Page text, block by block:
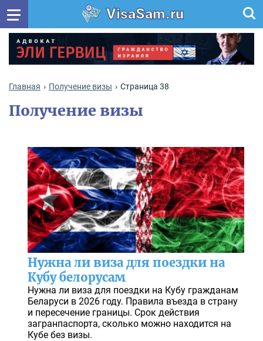
VisaSam.ru
Главная Получение визы Страница 38
Получение визы
Нужна ли виза для поездки на
Кубу белорусам
Нужна ли виза для поездки на Кубу гражданам
Беларуси в 2026 году. Правила въезда в страну
и пересечение границы. Срок действия
загранпаспорта, сколько можно находится на
Кубе без визы.